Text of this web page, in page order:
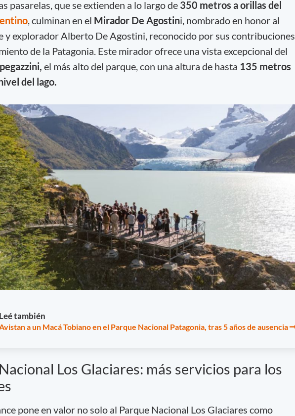
pasarelas, que se extienden a lo largo de350 metros a orillas del
, culminan en el Mirador De Agostini, nombrado en honor al
y explorador Alberto De Agostini, reconocido por sus contribuciones
de la Patagonia. Este mirador ofrece una vista excepcional del
el más alto del parque, con una altura de hasta 135 metros
del lago.
Leé también
a un Macá Tobiano en el Parque Nacional Patagonia, tras 5 años de ausencia
Los Glaciares: más servicios para los
pone en valor no solo al Parque Nacional Los Glaciares como